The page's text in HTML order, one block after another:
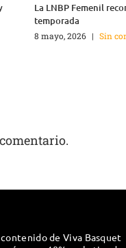
La LNBP Femenil
temporada
8 mayo, 2026 | Sin
de Viva Basquet